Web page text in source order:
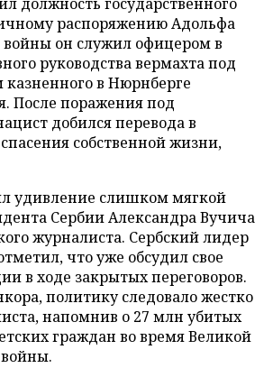
распоряжению Адольфа
войны он служил офицером в
руководства вермахта под
в Нюрнберге
После поражения под
добился перевода в
собственной жизни,
удивление слишком мягкой
Сербии Александра Вучича
журналиста. Сербский лидер
что уже обсудил свое
в ходе закрытых переговоров.
политику следовало жестко
напомнив о 27 млн убитых
граждан во время Великой